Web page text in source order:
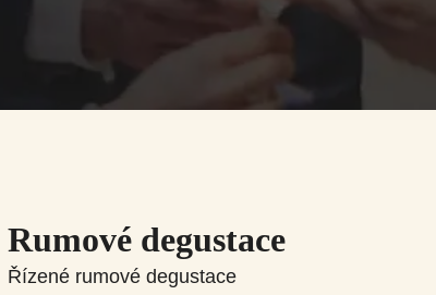
Rumové degustace
Řízené rumové degustace